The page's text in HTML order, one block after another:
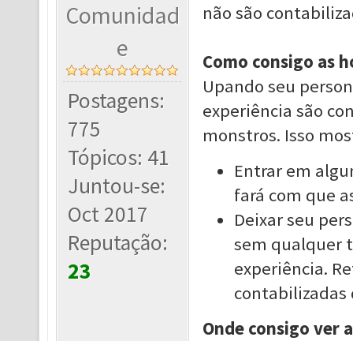
Comunidad
e
Postagens:
775
Tópicos: 41
Juntou-se:
Oct 2017
Reputação:
23
não são
Como consigo as
Upando seu
experiência são
monstros. Isso
Entrar em
fará com que
Deixar seu
sem qualquer
experiência.
contabilizadas
Onde consigo ver